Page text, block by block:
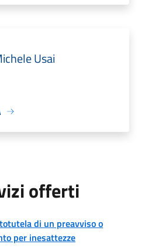
Usai
offerti
di un preavviso o
per inesattezze